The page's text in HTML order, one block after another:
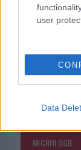
user
Data
NECROLOGIE